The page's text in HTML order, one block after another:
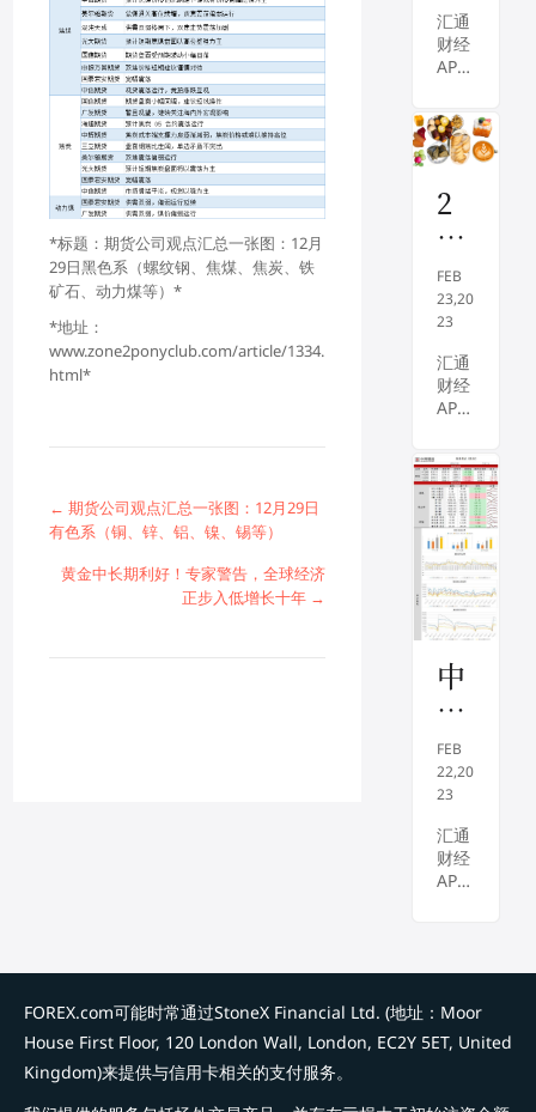
*标题：期货公司观点汇总一张图：12月
29日黑色系（螺纹钢、焦煤、焦炭、铁
矿石、动力煤等）*
*地址：
www.zone2ponyclub.com/article/1334.
html*
← 期货公司观点汇总一张图：12月29日
有色系（铜、锌、铝、镍、锡等）
黄金中长期利好！专家警告，全球经济
正步入低增长十年 →
有望
在日
内稍
布的
最新
会议
中重
加
息，
引发
对美
国经
济增
降的
担
忧，
NYM
EX原
油料
下探
75美
元关
口，
尽管
中国
向好
将...
”
已
！
大
摩
首
席
警
告
：
美
经
济
硬
着
陆
风
险
在
加
汇通
财经
APP
——
今年
初，
部分
期美
国经
济将
现“
软着
陆”
预测
美联
储将
能在
不引
发衰
退的
情况
下抑
制通
货膨
股市
年初
一度
飙
升。
但美
摩根
利首
席投
2
月
23
日
财
经
早
：
美
元
收
益
于
美
联
储
加
息
暗
示
，
高
通
FEB
23,20
23
汇通
财经
APP
——
2月
23日
（周
四）
，美
元周
三走
强，
此前
美联
储公
议记
录显
示，
者决
心利
用较
来抑
续的
高通
中
辉
期
货
股
指
日
23
02
22
FEB
22,20
23
汇通
财经
APP
指：
加息
预期
股指
FOREX.com可能时常通过StoneX Financial Ltd. (地址：Moor
House First Floor, 120 London Wall, London, EC2Y 5ET, United
Kingdom)来提供与信用卡相关的支付服务。